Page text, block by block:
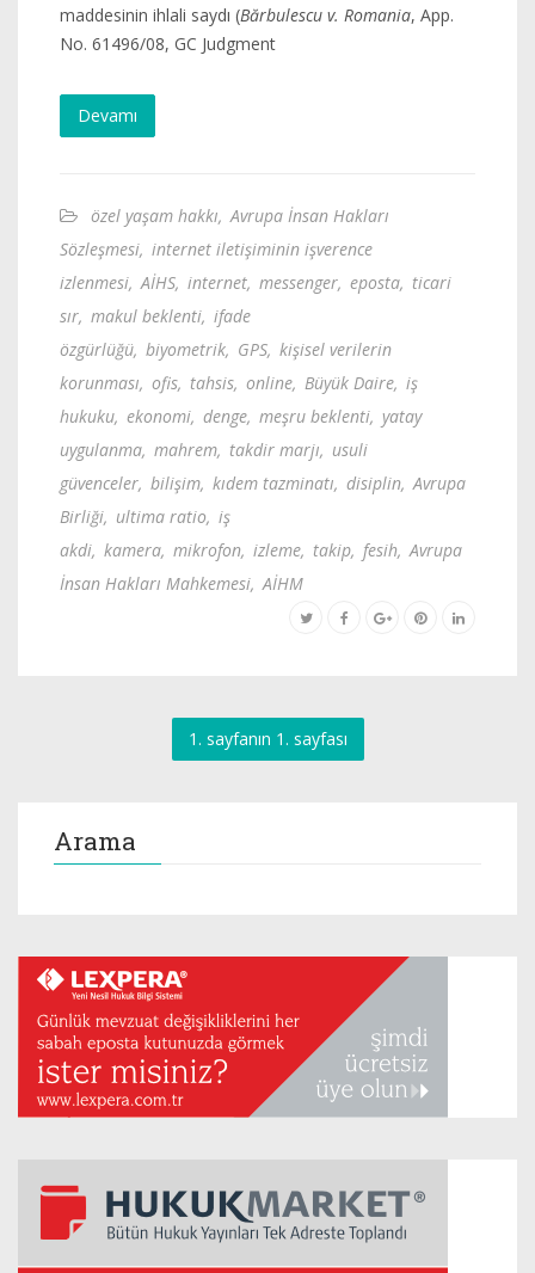
maddesinin ihlali saydı (Bărbulescu v. Romania, App.
No. 61496/08, GC Judgment
Devamı
özel yaşam hakkı, Avrupa İnsan Hakları
Sözleşmesi, internet iletişiminin işverence
izlenmesi, AİHS, internet, messenger, eposta, ticari
sır, makul beklenti, ifade
özgürlüğü, biyometrik, GPS, kişisel verilerin
korunması, ofis, tahsis, online, Büyük Daire, iş
hukuku, ekonomi, denge, meşru beklenti, yatay
uygulanma, mahrem, takdir marjı, usuli
güvenceler, bilişim, kıdem tazminatı, disiplin, Avrupa
Birliği, ultima ratio, iş
akdi, kamera, mikrofon, izleme, takip, fesih, Avrupa
İnsan Hakları Mahkemesi, AİHM
1. sayfanın 1. sayfası
Arama